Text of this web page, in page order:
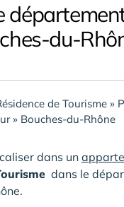
du-
de Tourisme »
» Bouches-du-Rhône
dans un
dans le
.